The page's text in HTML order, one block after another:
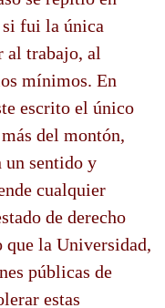
si fui la única
al trabajo, al
mínimos. En
escrito el único
del montón,
un sentido y
cualquier
de derecho
que la Universidad,
públicas de
estas